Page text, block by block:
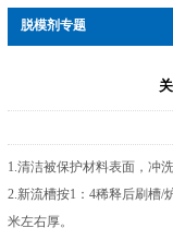
脱模剂专题
1.清洁被保护材料表面，冲
2.新流槽按1：4稀释后刷槽/
米左右厚。